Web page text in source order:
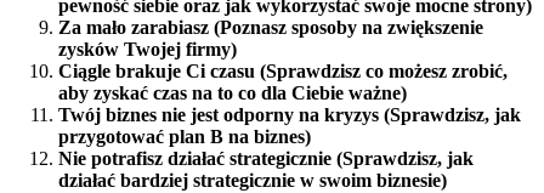
pewność siebie oraz jak wykorzystać swoje mocne strony)
Za mało zarabiasz (Poznasz sposoby na zwiększenie
zysków Twojej firmy)
Ciągle brakuje Ci czasu (Sprawdzisz co możesz zrobić,
aby zyskać czas na to co dla Ciebie ważne)
Twój biznes nie jest odporny na kryzys (Sprawdzisz, jak
przygotować plan B na biznes)
Nie potrafisz działać strategicznie (Sprawdzisz, jak
działać bardziej strategicznie w swoim biznesie)